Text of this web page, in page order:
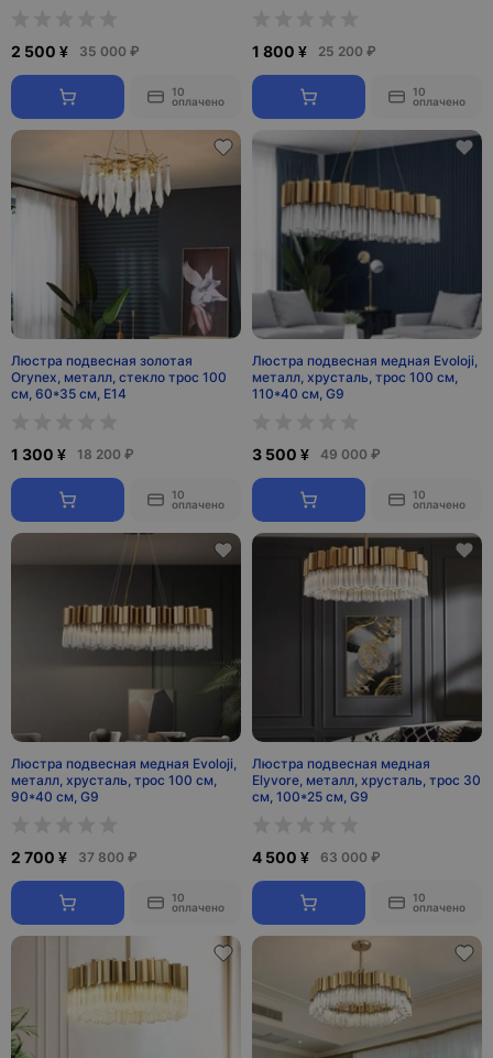
2 500 ¥ 35 000 ₽
10
оплачено
1 800 ¥ 25 200 ₽
10
оплачено
Люстра подвесная золотая
Orynex, металл, стекло трос 100
см, 60*35 см, E14
1 300 ¥ 18 200 ₽
10
оплачено
Люстра подвесная медная Evoloji,
металл, хрусталь, трос 100 см,
110*40 см, G9
3 500 ¥ 49 000 ₽
10
оплачено
Люстра подвесная медная Evoloji,
металл, хрусталь, трос 100 см,
90*40 см, G9
2 700 ¥ 37 800 ₽
10
оплачено
Люстра подвесная медная
Elyvore, металл, хрусталь, трос 30
см, 100*25 см, G9
4 500 ¥ 63 000 ₽
10
оплачено